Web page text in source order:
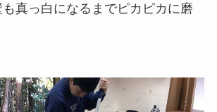
真っ白になるまでピカピカに磨